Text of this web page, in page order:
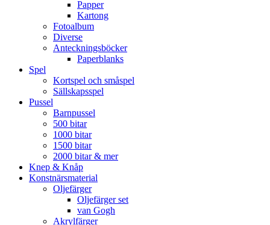
Papper
Kartong
Fotoalbum
Diverse
Anteckningsböcker
Paperblanks
Spel
Kortspel och småspel
Sällskapsspel
Pussel
Barnpussel
500 bitar
1000 bitar
1500 bitar
2000 bitar & mer
Knep & Knåp
Konstnärsmaterial
Oljefärger
Oljefärger set
van Gogh
Akrylfärger